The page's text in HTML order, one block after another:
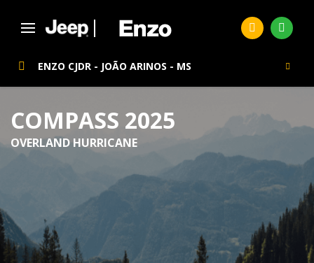
ENZO CJDR - JOÃO ARINOS - MS
COMPASS 2025
OVERLAND HURRICANE